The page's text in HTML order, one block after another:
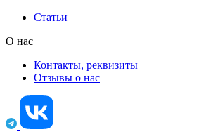
Статьи
О нас
Контакты, реквизиты
Отзывы о нас